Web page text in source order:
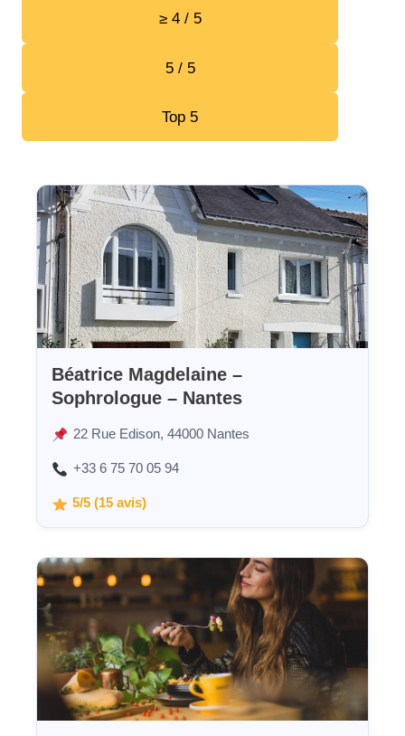
≥ 4 / 5
5 / 5
Top 5
Béatrice Magdelaine –
Sophrologue – Nantes
22 Rue Edison, 44000 Nantes
+33 6 75 70 05 94
5/5 (15 avis)